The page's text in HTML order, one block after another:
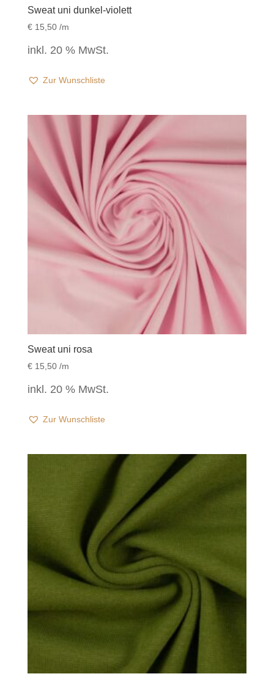
Sweat uni dunkel-violett
€15,50/m
inkl. 20 % MwSt.
Zur Wunschliste
Sweat uni rosa
€15,50/m
inkl. 20 % MwSt.
Zur Wunschliste